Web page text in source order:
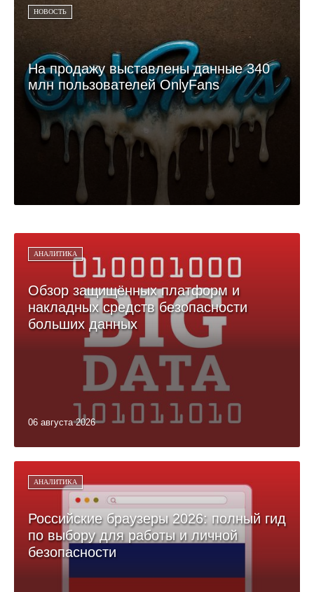
НОВОСТЬ
На продажу выставлены данные 340
млн пользователей OnlyFans
АНАЛИТИКА
Обзор защищённых платформ и
накладных средств безопасности
больших данных
06 августа 2026
АНАЛИТИКА
Российские браузеры 2026: полный гид
по выбору для работы и личной
безопасности